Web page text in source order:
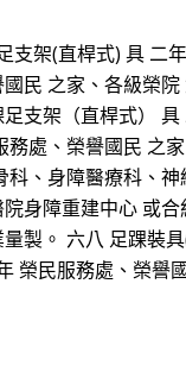
支架(直桿式) 具 二
民 之家、各級榮
支架（直桿式）
務處、榮譽國民 之
科、身障醫療科、
身障重建中心 或
製。 六八 足踝裝
榮民服務處、榮譽